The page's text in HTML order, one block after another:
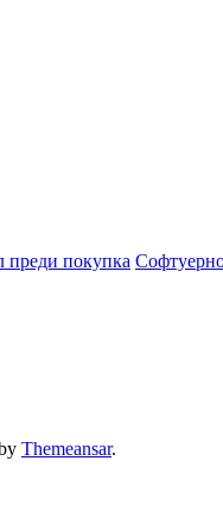
преди покупка
Themeansar.